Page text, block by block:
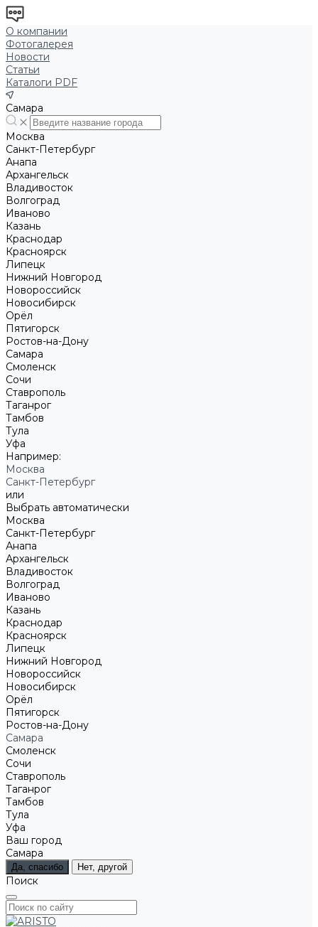
О компании
Фотогалерея
Новости
Статьи
Каталоги PDF
Самара
Москва
Санкт-Петербург
Анапа
Архангельск
Владивосток
Волгоград
Иваново
Казань
Краснодар
Красноярск
Липецк
Нижний Новгород
Новороссийск
Новосибирск
Орёл
Пятигорск
Ростов-на-Дону
Самара
Смоленск
Сочи
Ставрополь
Таганрог
Тамбов
Тула
Уфа
Например:
Москва
Санкт-Петербург
или
Выбрать автоматически
Москва
Санкт-Петербург
Анапа
Архангельск
Владивосток
Волгоград
Иваново
Казань
Краснодар
Красноярск
Липецк
Нижний Новгород
Новороссийск
Новосибирск
Орёл
Пятигорск
Ростов-на-Дону
Самара
Смоленск
Сочи
Ставрополь
Таганрог
Тамбов
Тула
Уфа
Ваш город
Самара
Да, спасибо Нет, другой
Поиск